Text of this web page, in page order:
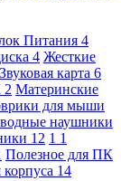
Питания 4
4 Жесткие
Звуковая карта 6
2 Материнские
для мыши
наушники
12 1 1
Полезное для ПК
14